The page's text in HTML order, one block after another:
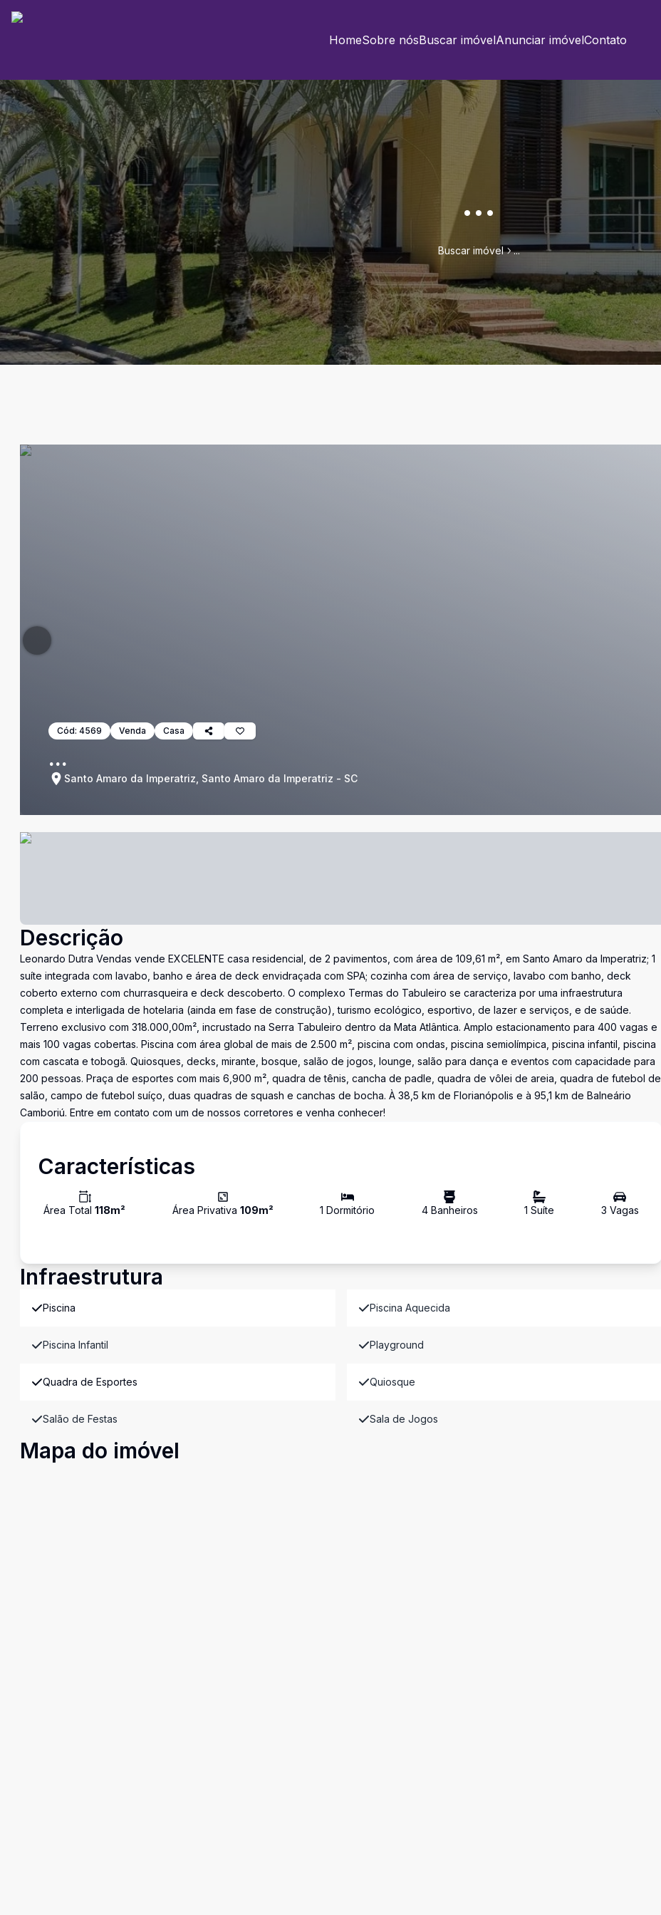
HomeSobre nósBuscar imóvelAnunciar imóvelContato
...
Buscar imóvel ...
Cód: 4569 Venda Casa
...
Santo Amaro da Imperatriz, Santo Amaro da Imperatriz - SC
Descrição
Leonardo Dutra Vendas vende EXCELENTE casa residencial, de 2 pavimentos, com área de 109,61 m², em Santo Amaro da Imperatriz; 1
suíte integrada com lavabo, banho e área de deck envidraçada com SPA; cozinha com área de serviço, lavabo com banho, deck
coberto externo com churrasqueira e deck descoberto. O complexo Termas do Tabuleiro se caracteriza por uma infraestrutura
completa e interligada de hotelaria (ainda em fase de construção), turismo ecológico, esportivo, de lazer e serviços, e de saúde.
Terreno exclusivo com 318.000,00m², incrustado na Serra Tabuleiro dentro da Mata Atlântica. Amplo estacionamento para 400 vagas e
mais 100 vagas cobertas. Piscina com área global de mais de 2.500 m², piscina com ondas, piscina semiolímpica, piscina infantil, piscina
com cascata e tobogã. Quiosques, decks, mirante, bosque, salão de jogos, lounge, salão para dança e eventos com capacidade para
200 pessoas. Praça de esportes com mais 6,900 m², quadra de tênis, cancha de padle, quadra de vôlei de areia, quadra de futebol de
salão, campo de futebol suíço, duas quadras de squash e canchas de bocha. À 38,5 km de Florianópolis e à 95,1 km de Balneário
Camboriú. Entre em contato com um de nossos corretores e venha conhecer!
Características
Área Total 118m² Área Privativa 109m² 1 Dormitório 4Banheiros 1 Suíte 3 Vagas
Infraestrutura
Piscina Piscina Aquecida
Piscina Infantil Playground
Quadra de Esportes Quiosque
Salão de Festas Sala de Jogos
Mapa do imóvel